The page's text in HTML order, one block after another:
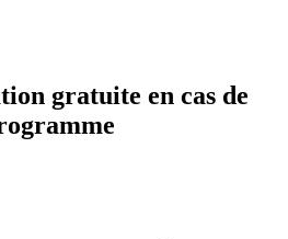
gratuite en cas de